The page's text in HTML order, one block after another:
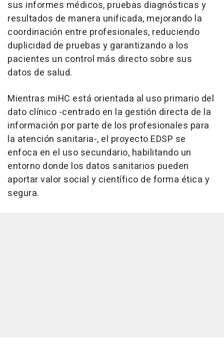
sus informes médicos, pruebas diagnósticas y
resultados de manera unificada, mejorando la
coordinación entre profesionales, reduciendo
duplicidad de pruebas y garantizando a los
pacientes un control más directo sobre sus
datos de salud.
Mientras miHC está orientada al uso primario del
dato clínico -centrado en la gestión directa de la
información por parte de los profesionales para
la atención sanitaria-, el proyecto EDSP se
enfoca en el uso secundario, habilitando un
entorno donde los datos sanitarios pueden
aportar valor social y científico de forma ética y
segura.